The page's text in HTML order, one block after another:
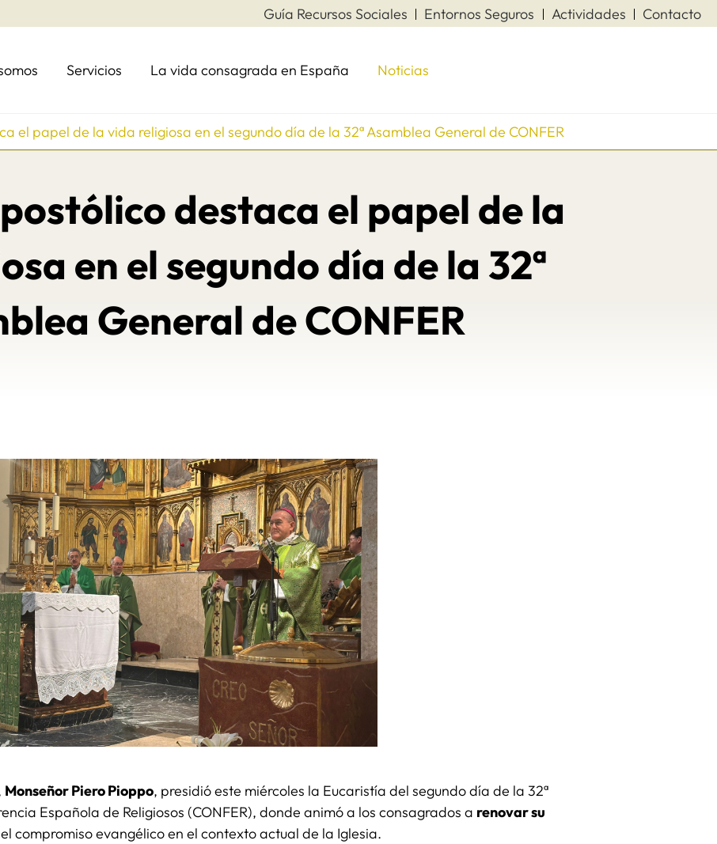
Guía Recursos Sociales Entornos Seguros Actividades Contacto
Servicios La vida consagrada en España Noticias
el papel de la vida religiosa en el segundo día de la 32ª Asamblea General de CONFER
destaca el papel de la
en el segundo día de la 32ª
General de CONFER
Monseñor Piero Pioppo, presidió este miércoles la Eucaristía del segundo día de la 32ª
Española de Religiosos (CONFER), donde animó a los consagrados a renovar su
el compromiso evangélico en el contexto actual de la Iglesia.